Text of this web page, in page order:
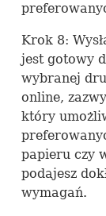
Krok 8:
jest gotowy
wybranej
online,
który
papieru czy
podajesz
wymagań.